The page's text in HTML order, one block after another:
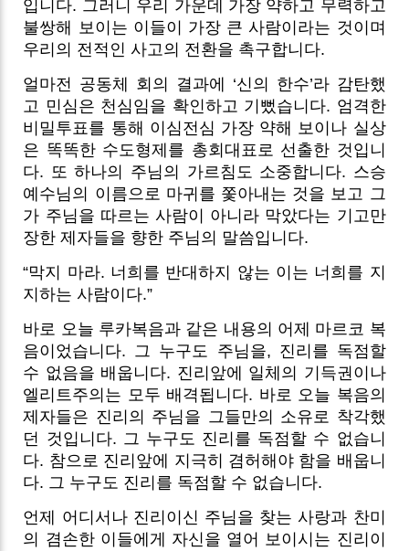
입니다. 그러니 우리 가운데 가장 약하고 무력하고
불쌍해 보이는 이들이 가장 큰 사람이라는 것이며
우리의 전적인 사고의 전환을 촉구합니다.
얼마전 공동체 회의 결과에 ‘신의 한수’라 감탄했
고 민심은 천심임을 확인하고 기뻤습니다. 엄격한
비밀투표를 통해 이심전심 가장 약해 보이나 실상
은 똑똑한 수도형제를 총회대표로 선출한 것입니
다. 또 하나의 주님의 가르침도 소중합니다. 스승
예수님의 이름으로 마귀를 쫓아내는 것을 보고 그
가 주님을 따르는 사람이 아니라 막았다는 기고만
장한 제자들을 향한 주님의 말씀입니다.
“막지 마라. 너희를 반대하지 않는 이는 너희를 지
지하는 사람이다.”
바로 오늘 루카복음과 같은 내용의 어제 마르코 복
음이었습니다. 그 누구도 주님을, 진리를 독점할
수 없음을 배웁니다. 진리앞에 일체의 기득권이나
엘리트주의는 모두 배격됩니다. 바로 오늘 복음의
제자들은 진리의 주님을 그들만의 소유로 착각했
던 것입니다. 그 누구도 진리를 독점할 수 없습니
다. 참으로 진리앞에 지극히 겸허해야 함을 배웁니
다. 그 누구도 진리를 독점할 수 없습니다.
언제 어디서나 진리이신 주님을 찾는 사랑과 찬미
의 겸손한 이들에게 자신을 열어 보이시는 진리이